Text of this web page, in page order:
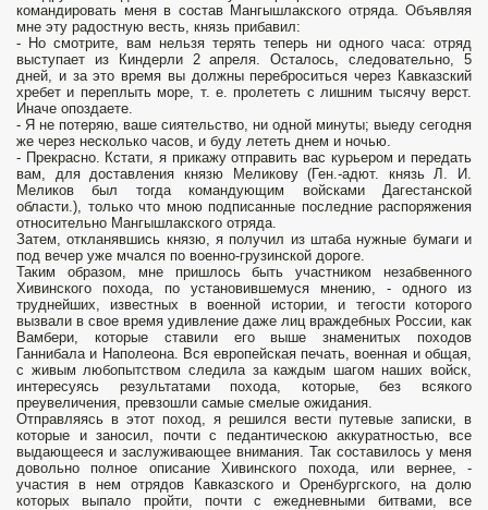
командировать меня в состав Мангышлакского отряда. Объявляя
мне эту радостную весть, князь прибавил:
- Но смотрите, вам нельзя терять теперь ни одного часа: отряд
выступает из Киндерли 2 апреля. Осталось, следовательно, 5
дней, и за это время вы должны переброситься через Кавказский
хребет и переплыть море, т. е. пролететь с лишним тысячу верст.
Иначе опоздаете.
- Я не потеряю, ваше сиятельство, ни одной минуты; выеду сегодня
же через несколько часов, и буду лететь днем и ночью.
- Прекрасно. Кстати, я прикажу отправить вас курьером и передать
вам, для доставления князю Меликову (Ген.-адют. князь Л. И.
Меликов был тогда командующим войсками Дагестанской
области.), только что мною подписанные последние распоряжения
относительно Мангышлакского отряда.
Затем, откланявшись князю, я получил из штаба нужные бумаги и
под вечер уже мчался по военно-грузинской дороге.
Таким образом, мне пришлось быть участником незабвенного
Хивинского похода, по установившемуся мнению, - одного из
труднейших, известных в военной истории, и тегости которого
вызвали в свое время удивление даже лиц враждебных России, как
Вамбери, которые ставили его выше знаменитых походов
Ганнибала и Наполеона. Вся европейская печать, военная и общая,
с живым любопытством следила за каждым шагом наших войск,
интересуясь результатами похода, которые, без всякого
преувеличения, превзошли самые смелые ожидания.
Отправляясь в этот поход, я решился вести путевые записки, в
которые и заносил, почти с педантическою аккуратностью, все
выдающееся и заслуживающее внимания. Так составилось у меня
довольно полное описание Хивинского похода, или вернее, -
участия в нем отрядов Кавказского и Оренбургского, на долю
которых выпало пройти, почти с ежедневными битвами, все